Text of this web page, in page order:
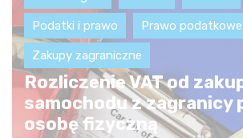
Podatki i prawo Prawo podatkowe
Zakupy zagraniczne
Rozliczenie VAT od
samochodu z zagranicy
osobę fizyczną